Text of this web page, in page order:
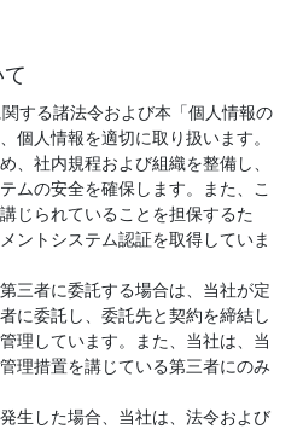
する諸法令および本「個人情報の
個人情報を適切に取り扱います。
、社内規程および組織を整備し、
ムの安全を確保します。また、こ
じられていることを担保するた
ントシステム認証を取得していま
三者に委託する場合は、当社が定
に委託し、委託先と契約を締結し
理しています。また、当社は、当
理措置を講じている第三者にのみ
生した場合、当社は、法令および